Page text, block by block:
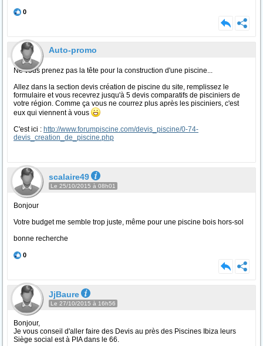
0
Auto-promo
Ne vous prenez pas la tête pour la construction d'une piscine...
Allez dans la section devis création de piscine du site, remplissez le
formulaire et vous recevrez jusqu'à 5 devis comparatifs de pisciniers de
votre région. Comme ça vous ne courrez plus après les pisciniers, c'est
eux qui viennent à vous
C'est ici : http://www.forumpiscine.com/devis_piscine/0-74-
devis_creation_de_piscine.php
scalaire49
Le 25/10/2015 à 08h01
Bonjour
Votre budget me semble trop juste, même pour une piscine bois hors-sol
bonne recherche
0
JjBaure
Le 27/10/2015 à 16h56
Bonjour,
Je vous conseil d'aller faire des Devis au près des Piscines Ibiza leurs
Siège social est à PIA dans le 66.